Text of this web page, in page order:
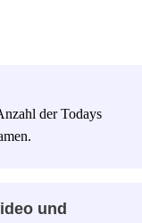
der Todays
und